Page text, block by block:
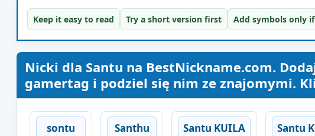
Keep it easy to read Try a short version first Add symbols only
Nicki dla Santu na BestNickname.com.
gamertag i podziel się nim ze znajomymi.
sontu Santhu Santu KUILA Santu